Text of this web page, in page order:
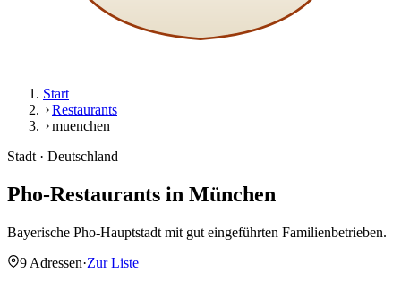
Start
Restaurants
muenchen
Stadt · Deutschland
Pho-Restaurants in München
Bayerische Pho-Hauptstadt mit gut eingeführten Familienbetrieben.
9 Adressen·Zur Liste